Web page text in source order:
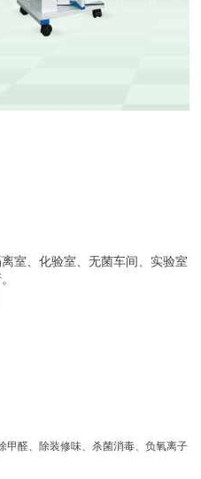
室、化验室、无菌车间、实验室
甲醛、除装修味、杀菌消毒、负氧离子